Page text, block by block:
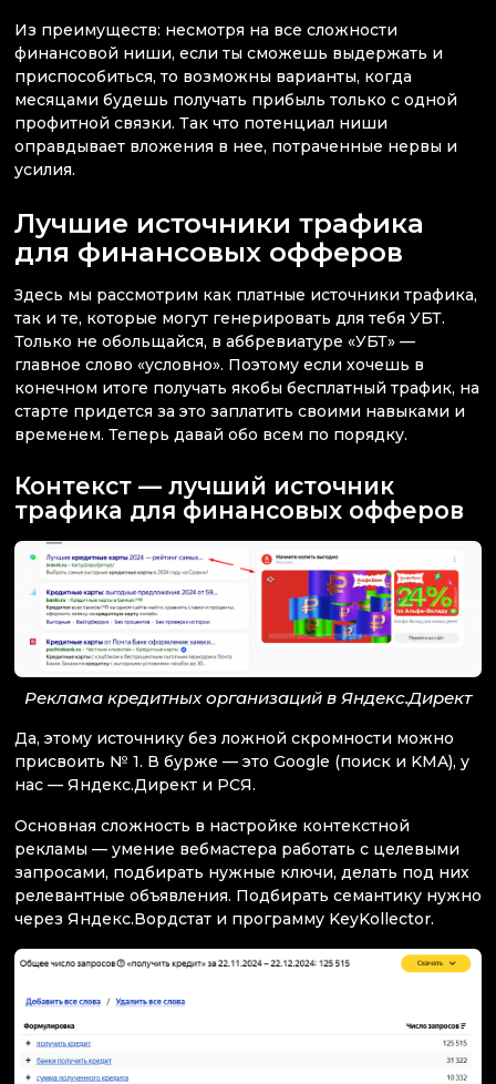
Из преимуществ: несмотря на все сложности
финансовой ниши, если ты сможешь выдержать и
приспособиться, то возможны варианты, когда
месяцами будешь получать прибыль только с одной
профитной связки. Так что потенциал ниши
оправдывает вложения в нее, потраченные нервы и
усилия.
Лучшие источники трафика
для финансовых офферов
Здесь мы рассмотрим как платные источники трафика,
так и те, которые могут генерировать для тебя УБТ.
Только не обольщайся, в аббревиатуре «УБТ» —
главное слово «условно». Поэтому если хочешь в
конечном итоге получать якобы бесплатный трафик, на
старте придется за это заплатить своими навыками и
временем. Теперь давай обо всем по порядку.
Контекст — лучший источник
трафика для финансовых офферов
Реклама кредитных организаций в Яндекс.Директ
Да, этому источнику без ложной скромности можно
присвоить № 1. В бурже — это Google (поиск и KMA), у
нас — Яндекс.Директ и РСЯ.
Основная сложность в настройке контекстной
рекламы — умение вебмастера работать с целевыми
запросами, подбирать нужные ключи, делать под них
релевантные объявления. Подбирать семантику нужно
через Яндекс.Вордстат и программу KeyKollector.